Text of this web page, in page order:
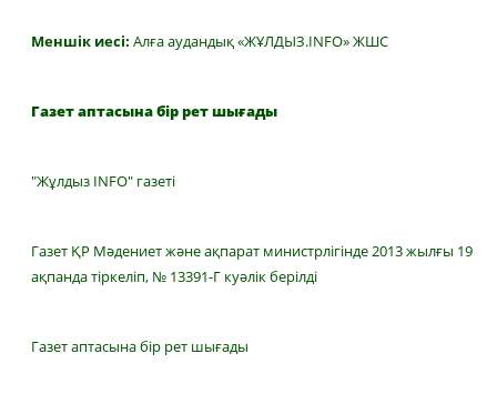
Меншік иесі: Алға аудандық «ЖҰЛДЫЗ.INFO» ЖШС
Газет аптасына бір рет шығады
"Жұлдыз INFO" газеті
Газет ҚР Мәдениет және ақпарат министрлігінде 2013 жылғы 19
ақпанда тіркеліп, № 13391-Г куәлік берілді
Газет аптасына бір рет шығады